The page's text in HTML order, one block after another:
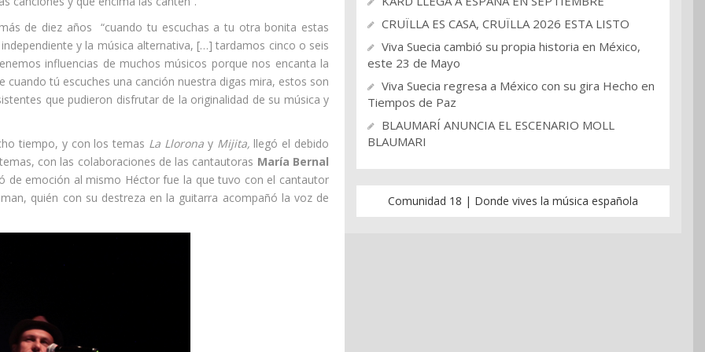
de diez años “cuando tu escuchas a tu otra bonita estas
y la música alternativa, […] tardamos cinco o seis
influencias de muchos músicos porque nos encanta la
tú escuches una canción nuestra digas mira, estos son
que pudieron disfrutar de la originalidad de su música y
tiempo, y con los temas La Lloronay Mijita, llegó el debido
con las colaboraciones de las cantautoras María Bernal
de emoción al mismo Héctor fue la que tuvo con el cantautor
quién con su destreza en la guitarra acompañó la voz de
CRUÏLLA ES CASA, CRUÏLLA 2026 ESTA LISTO
Viva Suecia cambió su propia historia en México,
este 23 de Mayo
Viva Suecia regresa a México con su gira Hecho en
Tiempos de Paz
BLAUMARÍ ANUNCIA EL ESCENARIO MOLL
BLAUMARI
Comunidad 18 | Donde vives la música española